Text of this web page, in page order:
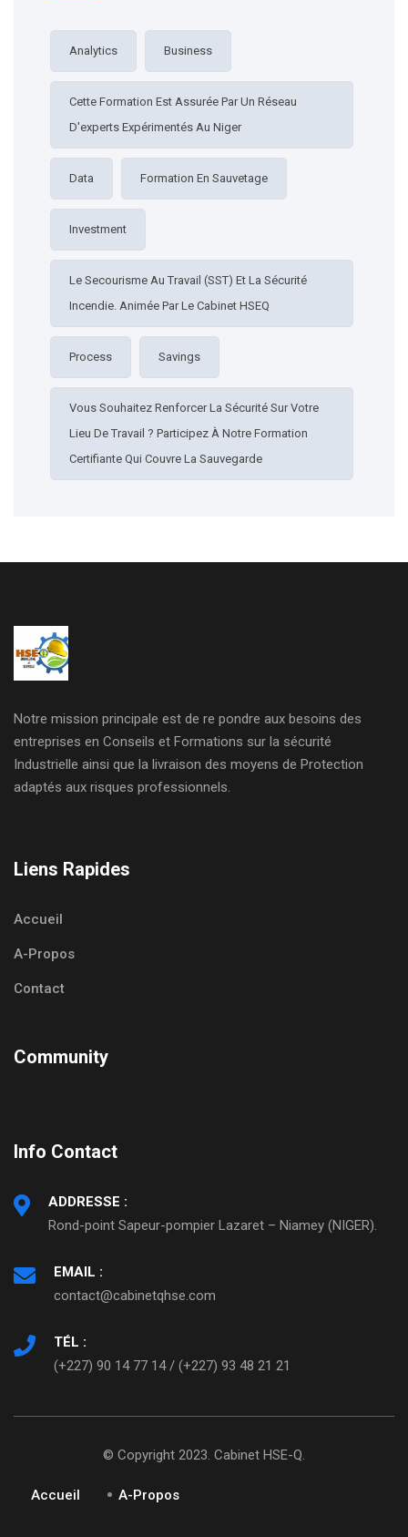
Analytics Business
Cette Formation Est Assurée Par Un Réseau
D'experts Expérimentés Au Niger
Data Formation En Sauvetage
Investment
Le Secourisme Au Travail (SST) Et La Sécurité
Incendie. Animée Par Le Cabinet HSEQ
Process Savings
Vous Souhaitez Renforcer La Sécurité Sur Votre
Lieu De Travail ? Participez À Notre Formation
Certifiante Qui Couvre La Sauvegarde
Notre mission principale est de re pondre aux besoins des
entreprises en Conseils et Formations sur la sécurité
Industrielle ainsi que la livraison des moyens de Protection
adaptés aux risques professionnels.
Liens Rapides
Accueil
A-Propos
Contact
Community
Info Contact
ADDRESSE :
Rond-point Sapeur-pompier Lazaret – Niamey (NIGER).
EMAIL :
contact@cabinetqhse.com
TÉL :
(+227) 90 14 77 14 / (+227) 93 48 21 21
© Copyright 2023. Cabinet HSE-Q.
Accueil A-Propos